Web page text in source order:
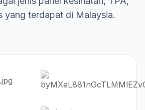
yang terdapat di Malaysia.